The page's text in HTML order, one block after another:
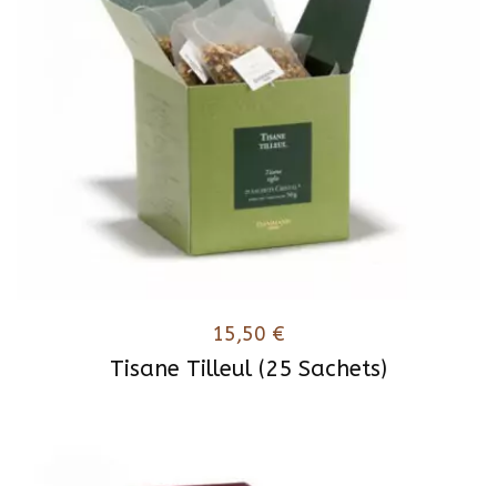
Tisane Tilleul (25 Sachets)
15,50 €